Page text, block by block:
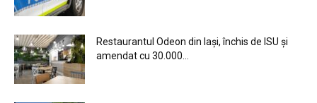
Restaurantul Odeon din Iași, închis de ISU și
amendat cu 30.000...